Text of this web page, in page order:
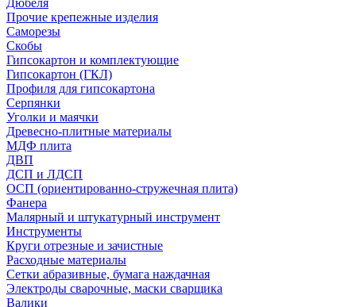
Дюбеля
Прочие крепежные изделия
Саморезы
Скобы
Гипсокартон и комплектующие
Гипсокартон (ГКЛ)
Профиля для гипсокартона
Серпянки
Уголки и маячки
Древесно-плитные материалы
МДФ плита
ДВП
ДСП и ЛДСП
ОСП (ориентированно-стружечная плита)
Фанера
Малярный и штукатурный инструмент
Инструменты
Круги отрезные и зачистные
Расходные материалы
Сетки абразивные, бумага наждачная
Электроды сварочные, маски сварщика
Валики